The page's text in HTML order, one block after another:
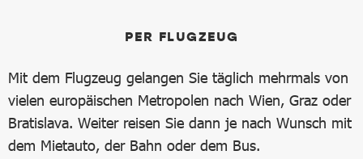
PER FLUGZEUG
Mit dem Flugzeug gelangen Sie täglich mehrmals von
vielen europäischen Metropolen nach Wien, Graz oder
Bratislava. Weiter reisen Sie dann je nach Wunsch mit
dem Mietauto, der Bahn oder dem Bus.